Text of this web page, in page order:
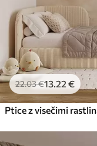
22.03€13 .22 €